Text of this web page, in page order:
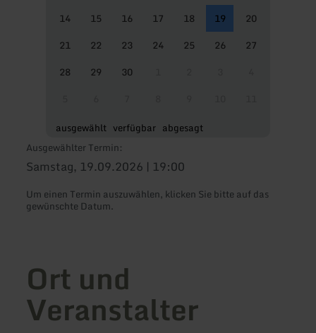
14
15 16 17 18 19
20
21
22 23 24 25 26
27
28
29 30
ausgewählt verfügbar abgesagt
Ausgewählter Termin:
Samstag, 19.09.2026 | 19:00
Um einen Termin auszuwählen, klicken Sie bitte auf das
gewünschte Datum.
Ort und
Veranstalter